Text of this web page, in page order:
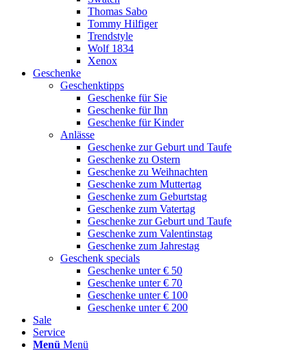
Thomas Sabo
Tommy Hilfiger
Trendstyle
Wolf 1834
Xenox
Geschenke
Geschenktipps
Geschenke für Sie
Geschenke für Ihn
Geschenke für Kinder
Anlässe
Geschenke zur Geburt und Taufe
Geschenke zu Ostern
Geschenke zu Weihnachten
Geschenke zum Muttertag
Geschenke zum Geburtstag
Geschenke zum Vatertag
Geschenke zur Geburt und Taufe
Geschenke zum Valentinstag
Geschenke zum Jahrestag
Geschenk specials
Geschenke unter € 50
Geschenke unter € 70
Geschenke unter € 100
Geschenke unter € 200
Sale
Service
Menü Menü